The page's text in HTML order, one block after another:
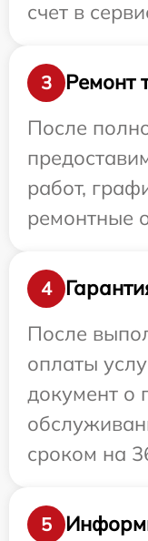
счет в
3
Ремонт
После
работ,
ремонтные
4
После
оплаты
документ о
сроком на
5